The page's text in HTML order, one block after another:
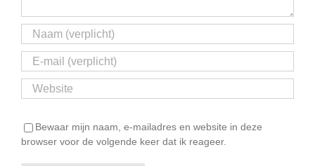
Bewaar mijn naam, e-mailadres en website in deze
browser voor de volgende keer dat ik reageer.